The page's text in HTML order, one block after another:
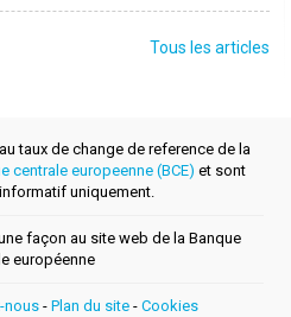
Tous les articles
taux de change de reference de la
centrale europeenne (BCE) et sont
uniquement.
façon au site web de la Banque
européenne
nous - Plan du site - Cookies